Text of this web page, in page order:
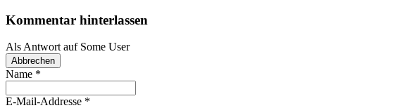
Kommentar hinterlassen
Als Antwort auf Some User
Abbrechen
Name *
E-Mail-Addresse *